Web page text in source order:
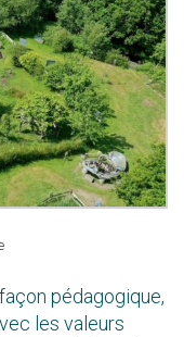
pédagogique,
les valeurs